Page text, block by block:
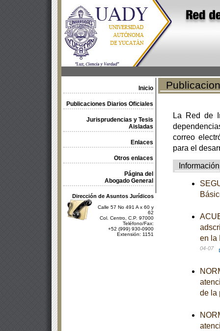
Inicio
Publicaciones Diarios Oficiales
Jurisprudencias y Tesis
Aisladas
Enlaces
Otros enlaces
Página del
Abogado General
Dirección de Asuntos Jurídicos
Calle 57 No 491 A x 60 y
62
Col. Centro, C.P. 97000
Teléfono/Fax:
+52 (999) 930-0900
Extensión: 1151
La Red de
correo
para el
Información
en la
04-07
de la